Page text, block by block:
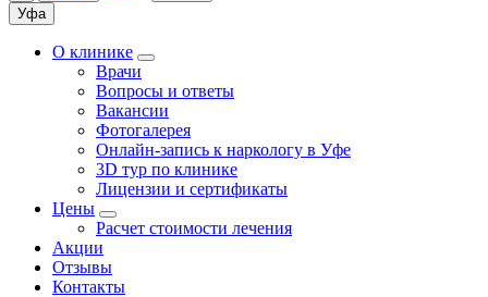
Уфа
О клинике
Врачи
Вопросы и ответы
Вакансии
Фотогалерея
Онлайн-запись к наркологу в Уфе
3D тур по клинике
Лицензии и сертификаты
Цены
Расчет стоимости лечения
Акции
Отзывы
Контакты